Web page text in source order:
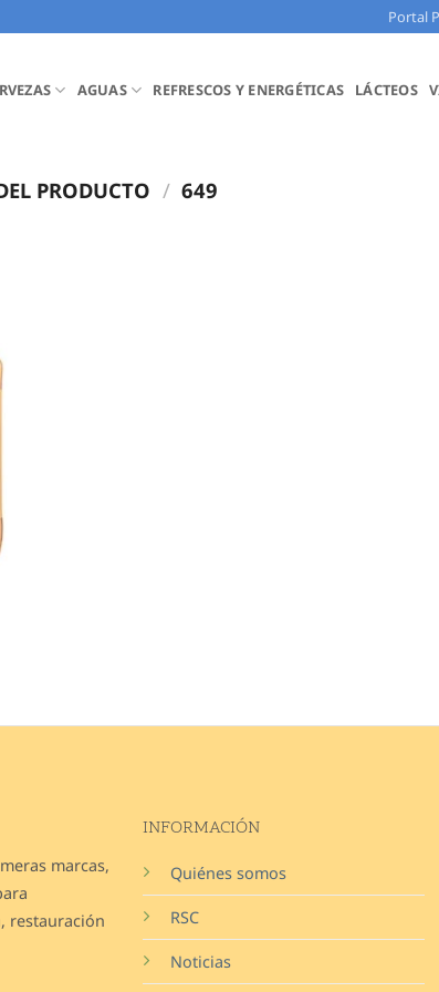
Portal
AGUAS REFRESCOS Y ENERGÉTICAS LÁCTEOS
PRODUCTO / 649
marcas,
restauración
INFORMACIÓN
Quiénes somos
RSC
Noticias